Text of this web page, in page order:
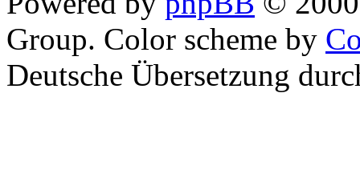
Group. Color scheme by
Deutsche Übersetzung